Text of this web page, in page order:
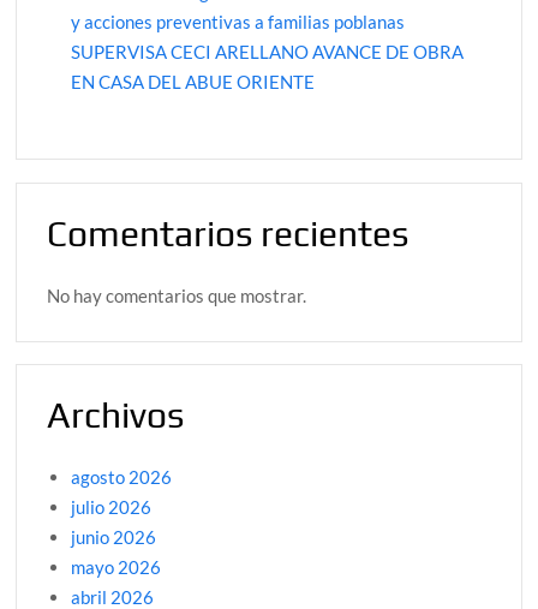
y acciones preventivas a familias poblanas
SUPERVISA CECI ARELLANO AVANCE DE OBRA
EN CASA DEL ABUE ORIENTE
Comentarios recientes
No hay comentarios que mostrar.
Archivos
agosto 2026
julio 2026
junio 2026
mayo 2026
abril 2026